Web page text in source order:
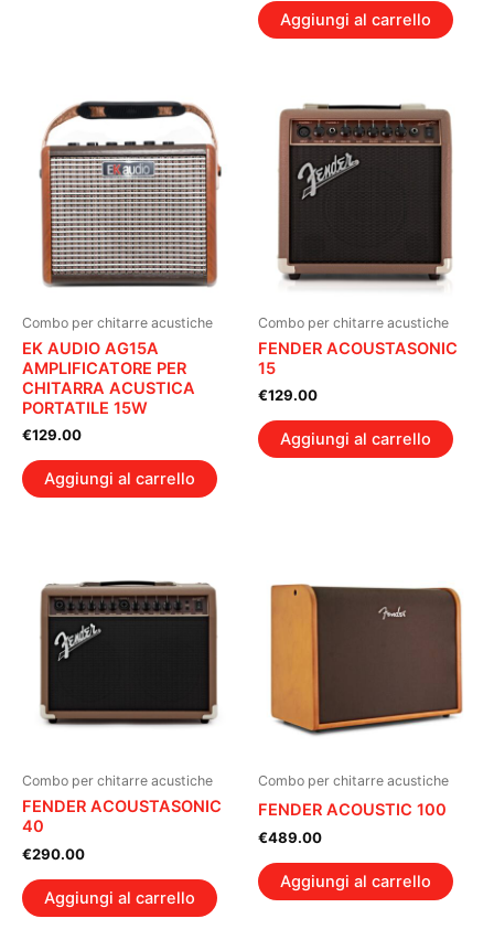
Aggiungi al carrello
Combo per chitarre acustiche
EK AUDIO AG15A
AMPLIFICATORE PER
CHITARRA ACUSTICA
PORTATILE 15W
€129.00
Aggiungi al carrello
Combo per chitarre acustiche
FENDER ACOUSTASONIC
15
€129.00
Aggiungi al carrello
Combo per chitarre acustiche
FENDER ACOUSTASONIC
40
€290.00
Aggiungi al carrello
Combo per chitarre acustiche
FENDER ACOUSTIC 100
€489.00
Aggiungi al carrello